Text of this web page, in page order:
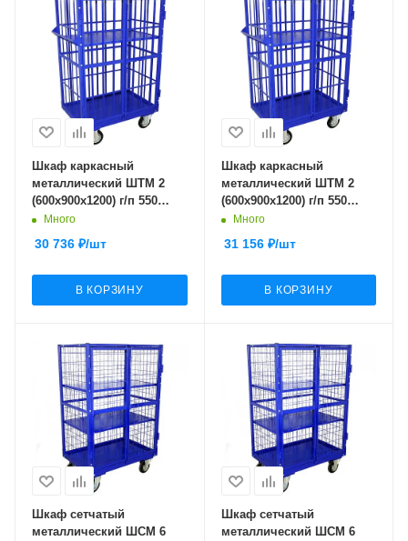
Шкаф каркасный
металлический ШТМ 2
(600х900х1200) г/п 550
кг.200 черная резина
Много
30 736 ₽/шт
В КОРЗИНУ
Шкаф каркасный
металлический ШТМ 2
(600х900х1200) г/п 550
кг.160 литая протекторная
Много
31 156₽/шт
В КОРЗИНУ
Шкаф сетчатый
металлический ШСМ 6
Шкаф сетчатый
металлический ШСМ 6